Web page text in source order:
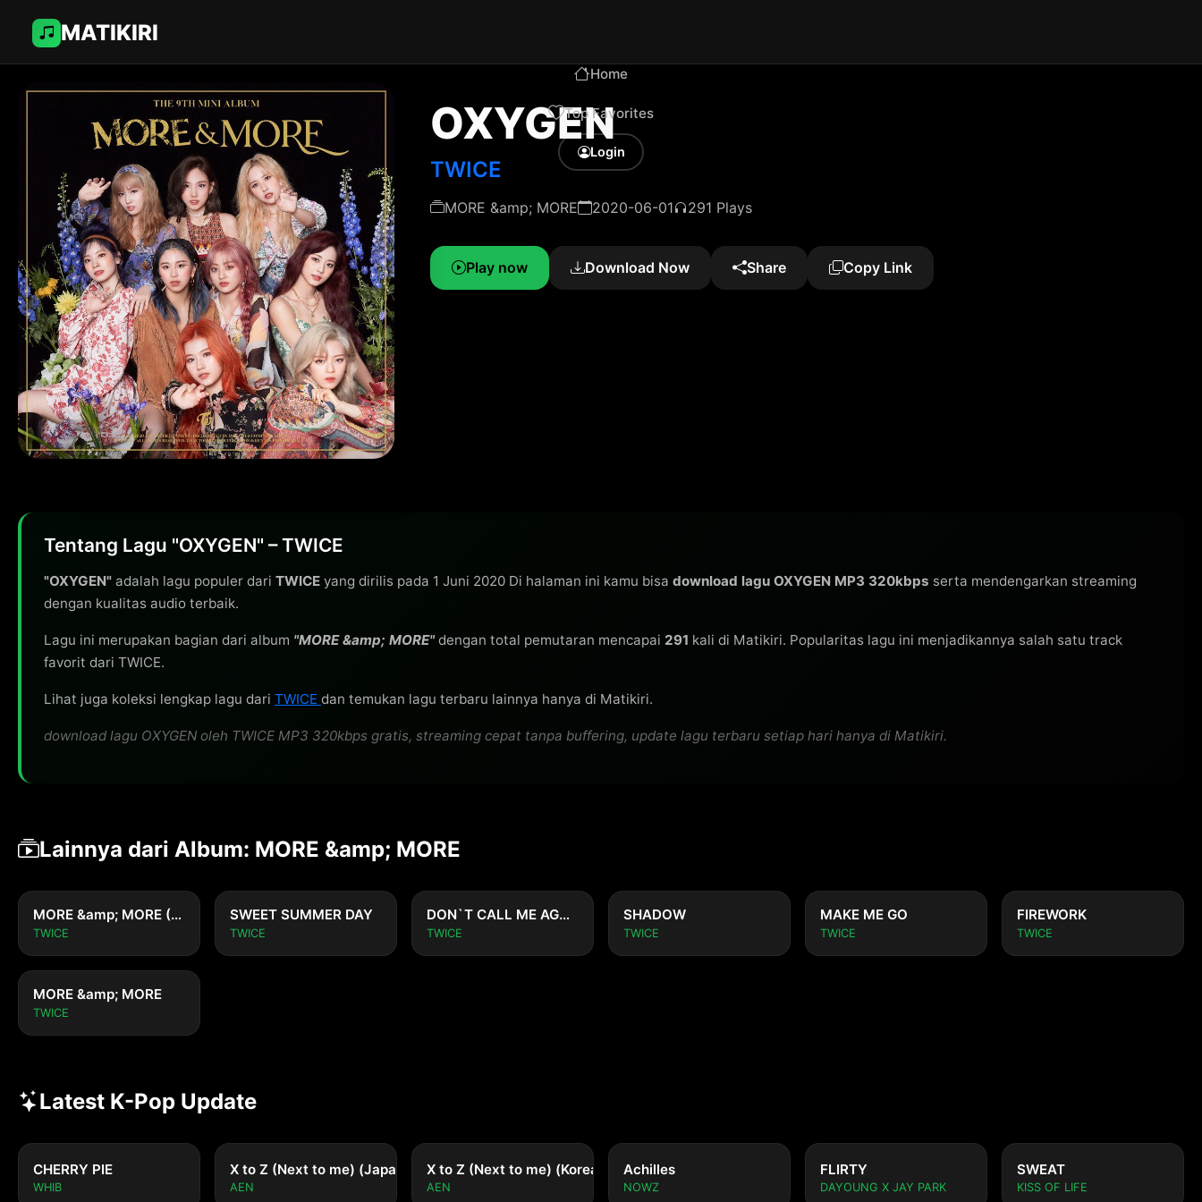
MATIKIRI
Home
Top Favorites
Login
OXYGEN
TWICE
MORE &amp; MORE 2020-06-01 291 Plays
Play now Download Now Share Copy Link
Tentang Lagu "OXYGEN" – TWICE
"OXYGEN" adalah lagu populer dari TWICE yang dirilis pada 1 Juni 2020 Di halaman ini kamu bisa download lagu OXYGEN MP3 320kbps serta mendengarkan streaming
dengan kualitas audio terbaik.
Lagu ini merupakan bagian dari album "MORE &amp; MORE"dengan total pemutaran mencapai 291 kali di Matikiri. Popularitas lagu ini menjadikannya salah satu track
favorit dari TWICE.
Lihat juga koleksi lengkap lagu dari TWICE dan temukan lagu terbaru lainnya hanya di Matikiri.
download lagu OXYGEN oleh TWICE MP3 320kbps gratis, streaming cepat tanpa buffering, update lagu terbaru setiap hari hanya di Matikiri.
Lainnya dari Album: MORE &amp; MORE
MORE &amp; MORE (English Version)
TWICE
SWEET SUMMER DAY
TWICE
DON`T CALL ME AGAIN
TWICE
SHADOW
TWICE
MAKE ME GO
TWICE
FIREWORK
TWICE
MORE &amp; MORE
TWICE
Latest K-Pop Update
CHERRY PIE
WHIB
X to Z (Next to me) (Japanese ver.)
AEN
X to Z (Next to me) (Korean ver.)
AEN
Achilles
NOWZ
FLIRTY
DAYOUNG X JAY PARK
SWEAT
KISS OF LIFE